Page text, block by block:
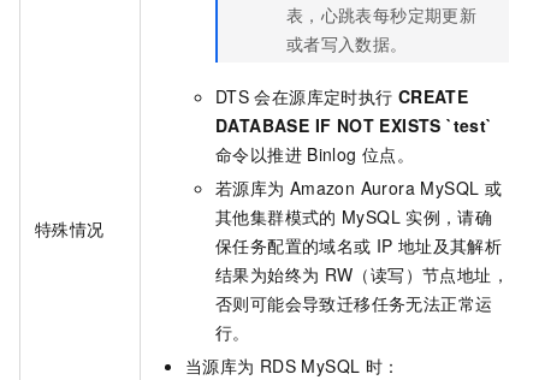
特殊情况
表，心跳表每秒定期更新
或者写入数据。
DTS 会在源库定时执行 CREATE
DATABASE IF NOT EXISTS `test`
命令以推进 Binlog 位点。
若源库为 Amazon Aurora MySQL 或
其他集群模式的 MySQL 实例，请确
保任务配置的域名或 IP 地址及其解析
结果为始终为 RW（读写）节点地址，
否则可能会导致迁移任务无法正常运
行。
当源库为 RDS MySQL 时：